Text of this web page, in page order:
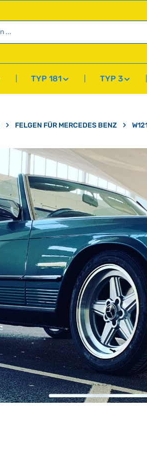
TYP 181 TYP 3
FELGEN FÜR MERCEDES BENZ